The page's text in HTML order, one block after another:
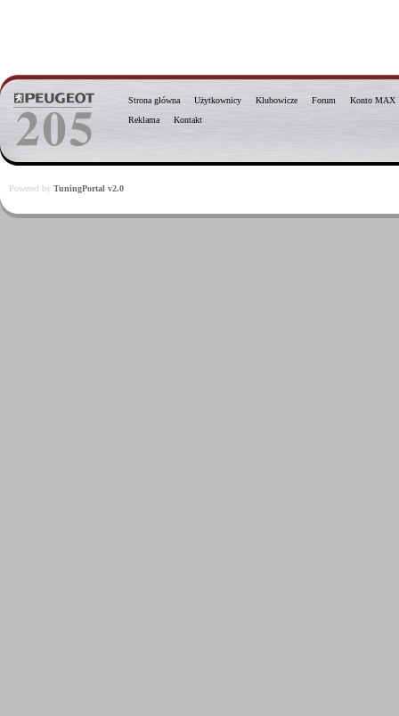
Strona główna Użytkownicy Klubowicze Forum
Konto MAX
Reklama
Kontakt
Powered by TuningPortal v2.0